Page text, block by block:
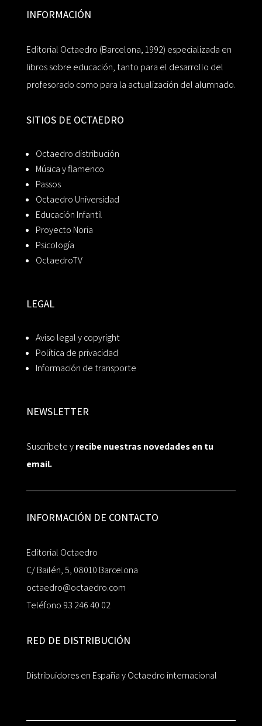
INFORMACIÓN
Editorial Octaedro (Barcelona, 1992) especializada en
libros sobre educación, tanto para el desarrollo del
profesorado como para la actualización del alumnado.
SITIOS DE OCTAEDRO
Octaedro distribución
Música y flamenco
Passos
Octaedro Universidad
Educación Infantil
Proyecto Noria
Psicología
OctaedroTV
LEGAL
Aviso legal y copyright
Política de privacidad
Información de transporte
NEWSLETTER
Suscríbete yrecibe nuestras novedades en tu
email.
INFORMACIÓN DE CONTACTO
Editorial Octaedro
C/ Bailén, 5, 08010 Barcelona
octaedro@octaedro.com
Teléfono 93 246 40 02
RED DE DISTRIBUCIÓN
Distribuidores en España y Octaedro internacional